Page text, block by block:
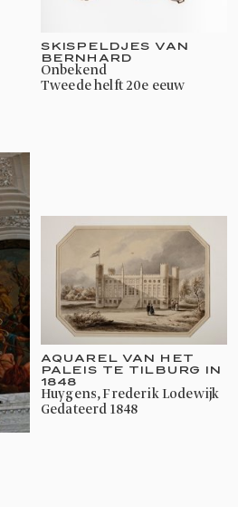
SKISPELDJES VAN
BERNHARD
onbekend
tweede helft 20e eeuw
AQUAREL VAN HET
PALEIS TE TILBURG IN
1848
Huygens, Frederik Lodewijk
gedateerd 1848